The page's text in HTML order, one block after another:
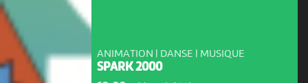
ANIMATION | DANSE | MUSIQUE
SPARK 2000